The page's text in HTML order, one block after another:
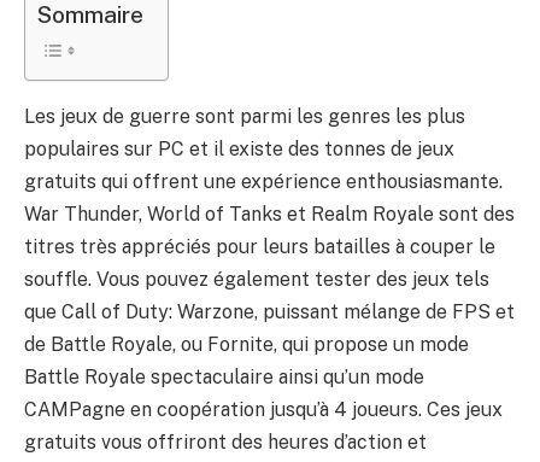
Sommaire
Les jeux de guerre sont parmi les genres les plus
populaires sur PC et il existe des tonnes de jeux
gratuits qui offrent une expérience enthousiasmante.
War Thunder, World of Tanks et Realm Royale sont des
titres très appréciés pour leurs batailles à couper le
souffle. Vous pouvez également tester des jeux tels
que Call of Duty: Warzone, puissant mélange de FPS et
de Battle Royale, ou Fornite, qui propose un mode
Battle Royale spectaculaire ainsi qu’un mode
CAMPagne en coopération jusqu’à 4 joueurs. Ces jeux
gratuits vous offriront des heures d’action et